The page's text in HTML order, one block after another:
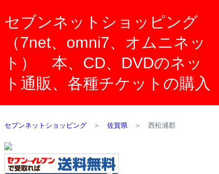
セブンネットショッピング
（7net、omni7、オムニネッ
ト） 本、CD、DVDのネッ
ト通販、各種チケットの購入
セブンネットショッピング＞ 佐賀県 ＞ 西松浦郡